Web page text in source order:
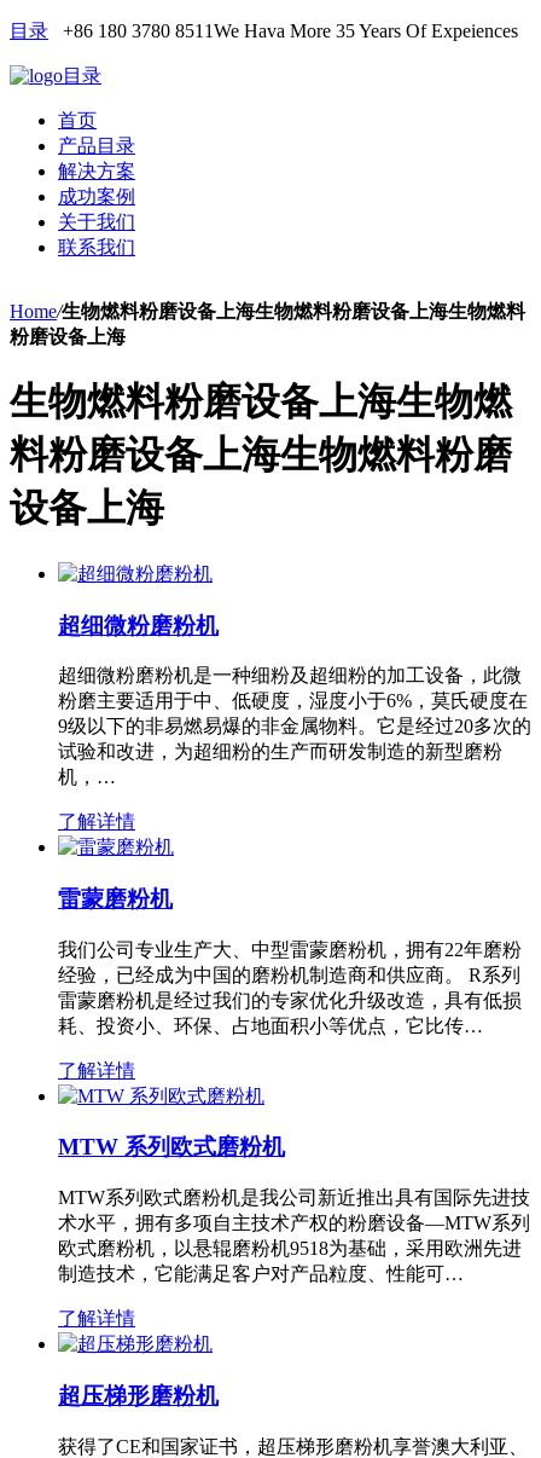
目录 +86 180 3780 8511We Hava More 35 Years Of Expeiences
目录
首页
产品目录
解决方案
成功案例
关于我们
联系我们
Home/生物燃料粉磨设备上海生物燃料粉磨设备上海生物燃料
粉磨设备上海
生物燃料粉磨设备上海生物燃
料粉磨设备上海生物燃料粉磨
设备上海
超细微粉磨粉机
超细微粉磨粉机是一种细粉及超细粉的加工设备，此微
粉磨主要适用于中、低硬度，湿度小于6%，莫氏硬度在
9级以下的非易燃易爆的非金属物料。它是经过20多次的
试验和改进，为超细粉的生产而研发制造的新型磨粉
机，…
了解详情
雷蒙磨粉机
我们公司专业生产大、中型雷蒙磨粉机，拥有22年磨粉
经验，已经成为中国的磨粉机制造商和供应商。 R系列
雷蒙磨粉机是经过我们的专家优化升级改造，具有低损
耗、投资小、环保、占地面积小等优点，它比传…
了解详情
MTW 系列欧式磨粉机
MTW系列欧式磨粉机是我公司新近推出具有国际先进技
术水平，拥有多项自主技术产权的粉磨设备—MTW系列
欧式磨粉机，以悬辊磨粉机9518为基础，采用欧洲先进
制造技术，它能满足客户对产品粒度、性能可…
了解详情
超压梯形磨粉机
获得了CE和国家证书，超压梯形磨粉机享誉澳大利亚、